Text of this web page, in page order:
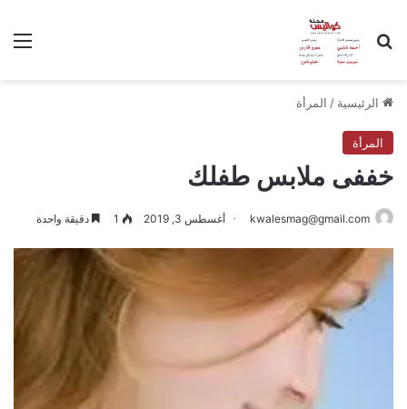
بحث عن
الرئيسية / المرأة
المرأة
خففى ملابس طفلك
kwalesmag@gmail.com أغسطس 3, 2019 1 دقيقة واحدة